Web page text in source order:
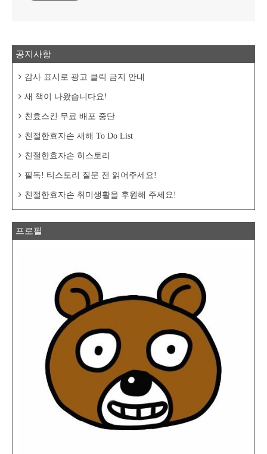
공지사항
감사 표시로 광고 클릭 금지 안내
새 책이 나왔습니다요!
친효스킨 무료 배포 중단
친절한효자손 새해 To Do List
친절한효자손 히스토리
필독! 티스토리 질문 전 읽어주세요!
친절한효자손 취미생활을 후원해 주세요!
프로필